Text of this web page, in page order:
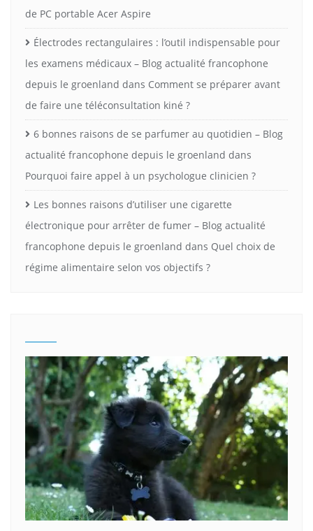
de PC portable Acer Aspire
Électrodes rectangulaires : l’outil indispensable pour
les examens médicaux – Blog actualité francophone
depuis le groenland dans Comment se préparer avant
de faire une téléconsultation kiné ?
6 bonnes raisons de se parfumer au quotidien – Blog
actualité francophone depuis le groenland dans
Pourquoi faire appel à un psychologue clinicien ?
Les bonnes raisons d’utiliser une cigarette
électronique pour arrêter de fumer – Blog actualité
francophone depuis le groenland dans Quel choix de
régime alimentaire selon vos objectifs ?